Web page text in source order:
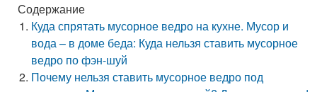
Содержание
Куда спрятать мусорное ведро на кухне. Мусор и
вода – в доме беда: Куда нельзя ставить мусорное
ведро по фэн-шуй
Почему нельзя ставить мусорное ведро под